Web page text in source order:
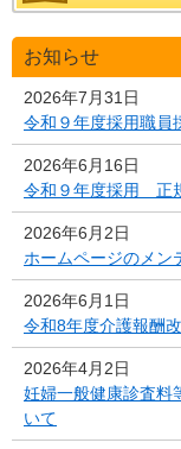
お知らせ
2026年7月31日
令和９年度採用職
2026年6月16日
令和９年度採用 正
2026年6月2日
ホームページのメン
2026年6月1日
令和8年度介護報酬
2026年4月2日
妊婦一般健康診査料
いて